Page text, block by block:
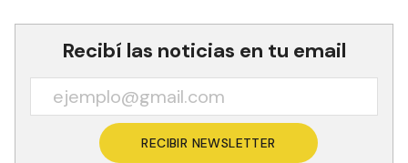
Recibí las noticias en tu email
RECIBIR NEWSLETTER